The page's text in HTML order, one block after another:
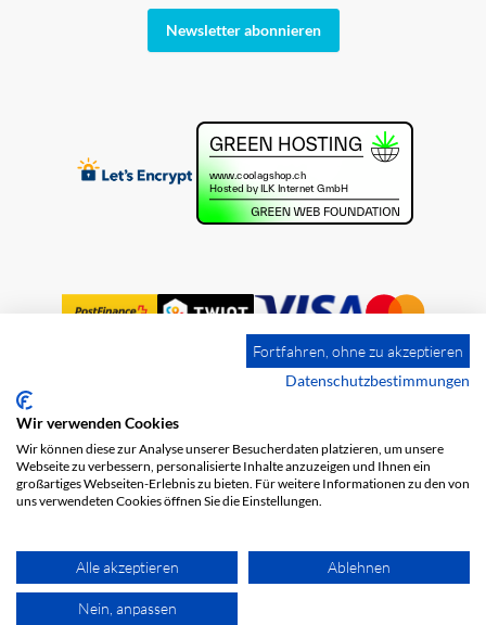
Newsletter abonnieren
Impressum
Datenschutz
© 2026 COOL AG. Alle Rechte vorbehalten.
Fortfahren, ohne zu akzeptieren
Datenschutzbestimmungen
Wir verwenden Cookies
Wir können diese zur Analyse unserer Besucherdaten platzieren, um unsere
Webseite zu verbessern, personalisierte Inhalte anzuzeigen und Ihnen ein
großartiges Webseiten-Erlebnis zu bieten. Für weitere Informationen zu den von
uns verwendeten Cookies öffnen Sie die Einstellungen.
Alle akzeptieren Ablehnen
Nein, anpassen